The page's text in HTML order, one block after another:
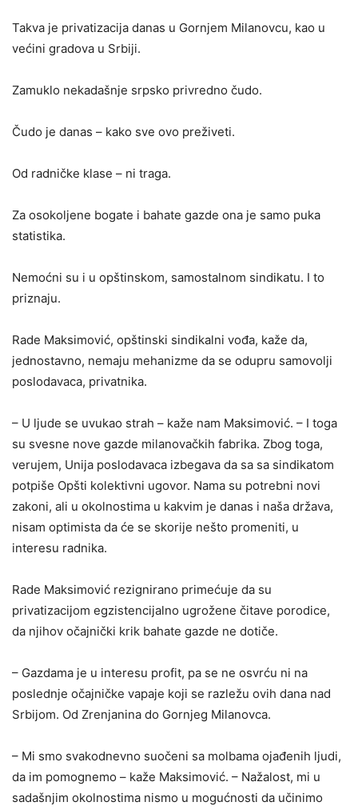
Takva je privatizacija danas u Gornjem Milanovcu, kao u
većini gradova u Srbiji.
Zamuklo nekadašnje srpsko privredno čudo.
Čudo je danas – kako sve ovo preživeti.
Od radničke klase – ni traga.
Za osokoljene bogate i bahate gazde ona je samo puka
statistika.
Nemoćni su i u opštinskom, samostalnom sindikatu. I to
priznaju.
Rade Maksimović, opštinski sindikalni vođa, kaže da,
jednostavno, nemaju mehanizme da se odupru samovolji
poslodavaca, privatnika.
– U ljude se uvukao strah – kaže nam Maksimović. – I toga
su svesne nove gazde milanovačkih fabrika. Zbog toga,
verujem, Unija poslodavaca izbegava da sa sa sindikatom
potpiše Opšti kolektivni ugovor. Nama su potrebni novi
zakoni, ali u okolnostima u kakvim je danas i naša država,
nisam optimista da će se skorije nešto promeniti, u
interesu radnika.
Rade Maksimović rezignirano primećuje da su
privatizacijom egzistencijalno ugrožene čitave porodice,
da njihov očajnički krik bahate gazde ne dotiče.
– Gazdama je u interesu profit, pa se ne osvrću ni na
poslednje očajničke vapaje koji se razležu ovih dana nad
Srbijom. Od Zrenjanina do Gornjeg Milanovca.
– Mi smo svakodnevno suočeni sa molbama ojađenih ljudi,
da im pomognemo – kaže Maksimović. – Nažalost, mi u
sadašnjim okolnostima nismo u mogućnosti da učinimo